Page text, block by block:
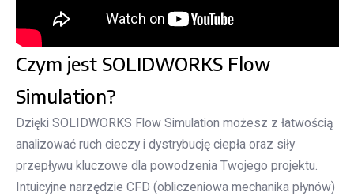
Czym jest SOLIDWORKS Flow
Simulation?
Dzięki SOLIDWORKS Flow Simulation możesz z łatwością
analizować ruch cieczy i dystrybucję ciepła oraz siły
przepływu kluczowe dla powodzenia Twojego projektu.
Intuicyjne narzędzie CFD (obliczeniowa mechanika płynów)